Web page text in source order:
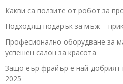
Какви са ползите от робот за
Подходящ подарък за мъж –
Професионално оборудване за
успешен салон за красота
Защо еър фрайър е най-добрият
2025